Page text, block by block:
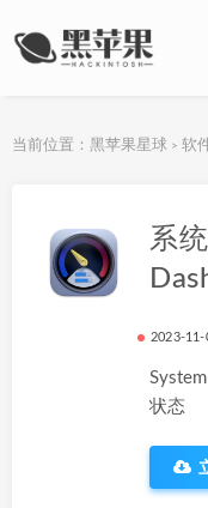
当前位置： 黑苹果星球 > 软
系
2023-11-
状态